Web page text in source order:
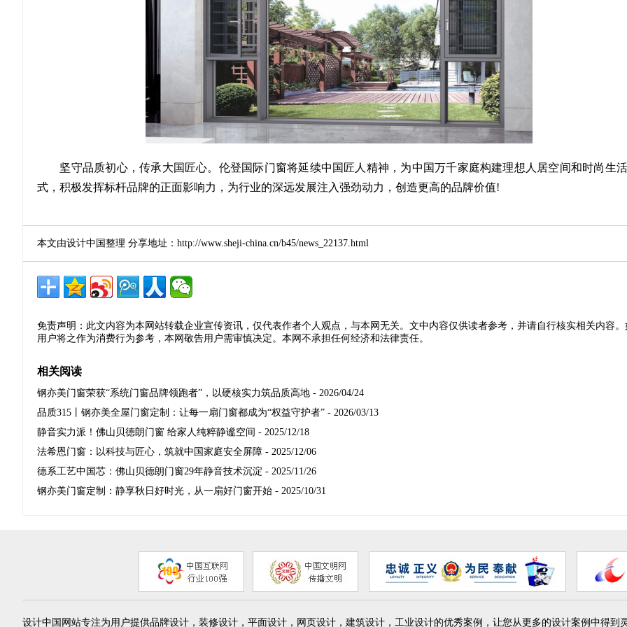
坚守品质初心，传承大国匠心。伦登国际门窗将延续中国匠人精神，为中国万千家庭构建理想人居空间和时尚生
式，积极发挥标杆品牌的正面影响力，为行业的深远发展注入强劲动力，创造更高的品牌价值!
本文由设计中国整理 分享地址：http://www.sheji-china.cn/b45/news_22137.html
免责声明：此文内容为本网站转载企业宣传资讯，仅代表作者个人观点，与本网无关。文中内容仅供读者参考，并请自行核实相关内容。
用户将之作为消费行为参考，本网敬告用户需审慎决定。本网不承担任何经济和法律责任。
相关阅读
钢亦美门窗荣获“系统门窗品牌领跑者”，以硬核实力筑品质高地 - 2026/04/24
品质315丨钢亦美全屋门窗定制：让每一扇门窗都成为“权益守护者” - 2026/03/13
静音实力派！佛山贝德朗门窗 给家人纯粹静谧空间 - 2025/12/18
法希恩门窗：以科技与匠心，筑就中国家庭安全屏障 - 2025/12/06
德系工艺中国芯：佛山贝德朗门窗29年静音技术沉淀 - 2025/11/26
钢亦美门窗定制：静享秋日好时光，从一扇好门窗开始 - 2025/10/31
设计中国网站专注为用户提供品牌设计，装修设计，平面设计，网页设计，建筑设计，工业设计的优秀案例，让您从更多的设计案例中得到